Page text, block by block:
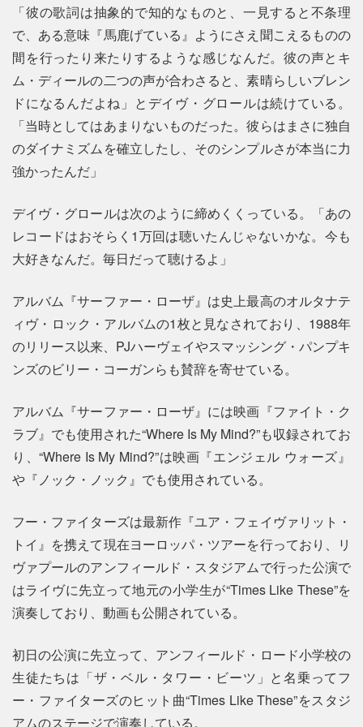
「彼の歌詞は抽象的で知的なものと、一見すると不条理
で、ある意味『馬鹿げている』ようにさえ聞こえるものの
間を行ったり来たりするような感じなんだ。彼の声とキ
ム・ディールの二つの声が合わさると、素晴らしいブレン
ドになるんだよね」とデイヴ・グロールは続けている。
「当時としてはあまりないものだった。彼らはまさに独自
のダイナミズムを確立したし、そのシンプルさが本当に力
強かったんだ」
デイヴ・グロールは次のように締めくくっている。「あの
レコードはおそらく1万回は聴いたんじゃないかな。今も
大好きなんだ。毎日だって聴けるよ」
アルバム『サーファー・ローザ』は史上最高のオルタナテ
ィヴ・ロック・アルバムの1枚と見なされており、1988年
のリリース以来、PJハーヴェイやスマッシング・パンプキ
ンズのビリー・コーガンらも賛辞を寄せている。
アルバム『サーファー・ローザ』には映画『ファイト・ク
ラブ』でも使用された“Where Is My Mind?”も収録されてお
り、“Where Is My Mind?”は映画『エンジェル ウォーズ』
や『ノック・ノック』でも使用されている。
フー・ファイターズは最新作『ユア・フェイヴァリット・
トイ』を携えて現在ヨーロッパ・ツアーを行っており、リ
ヴァプールのアンフィールド・スタジアムで行った公演で
はライヴに先立って地元の小学生が“Times Like These”を
演奏しており、動画も公開されている。
初日の公演に先立って、アンフィールド・ロード小学校の
生徒たちは「ザ・ベル・タワー・ビーツ」と名乗ってフ
ー・ファイターズのヒット曲“Times Like These”をスタジ
アムのステージで演奏している。